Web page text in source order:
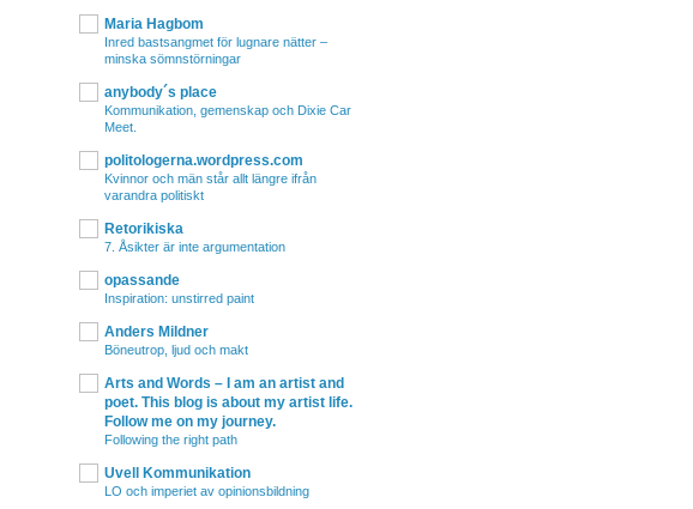
Maria Hagbom
Inred bastsangmet för lugnare nätter –
minska sömnstörningar
anybody´s place
Kommunikation, gemenskap och Dixie Car
Meet.
politologerna.wordpress.com
Kvinnor och män står allt längre ifrån
varandra politiskt
Retorikiska
7. Åsikter är inte argumentation
opassande
Inspiration: unstirred paint
Anders Mildner
Böneutrop, ljud och makt
Arts and Words – I am an artist and
poet. This blog is about my artist life.
Follow me on my journey.
Following the right path
Uvell Kommunikation
LO och imperiet av opinionsbildning